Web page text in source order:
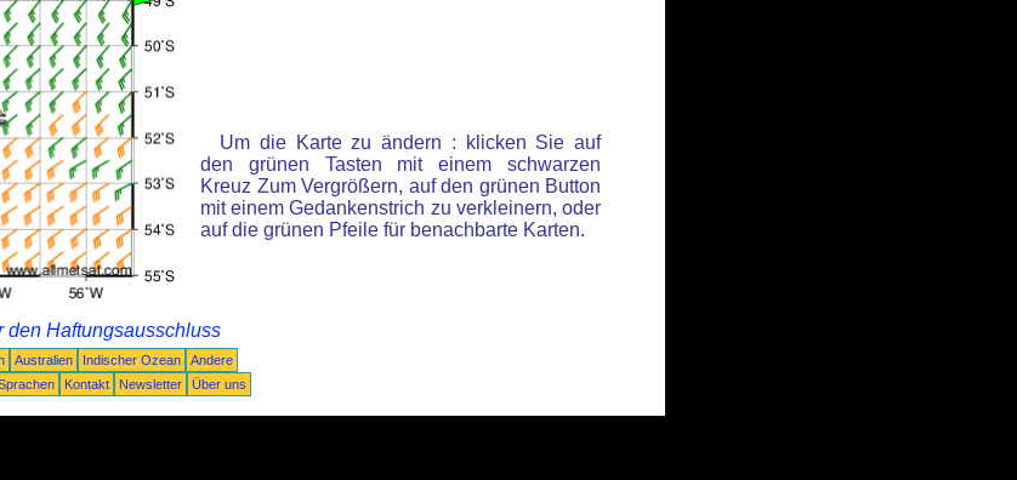
Um die Karte zu ändern : klicken Sie auf
den grünen Tasten mit einem schwarzen
Kreuz Zum Vergrößern, auf den grünen Button
mit einem Gedankenstrich zu verkleinern, oder
auf die grünen Pfeile für benachbarte Karten.
den Haftungsausschluss
Australien Indischer Ozean
Andere
Kontakt Newsletter Über uns